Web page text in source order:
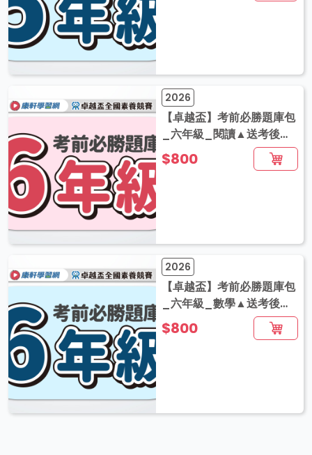
2026
【卓越盃】考前必勝題庫包
_六年級_閱讀▲送考後影
音解題
$800
2026
【卓越盃】考前必勝題庫包
_六年級_數學▲送考後影
音解題
$800